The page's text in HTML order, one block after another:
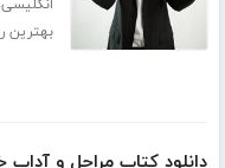
انگلیسی
بهترین
دانلود کتاب مراحل و